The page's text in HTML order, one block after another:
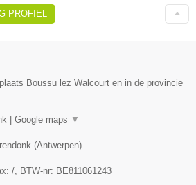
PROFIEL
Boussu lez Walcourt en in de provincie
Google maps ▼
(Antwerpen)
/, BTW-nr: BE811061243